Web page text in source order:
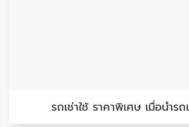
รถเช่าใช้ ราคาพิเศษ เมื่อนำรถ